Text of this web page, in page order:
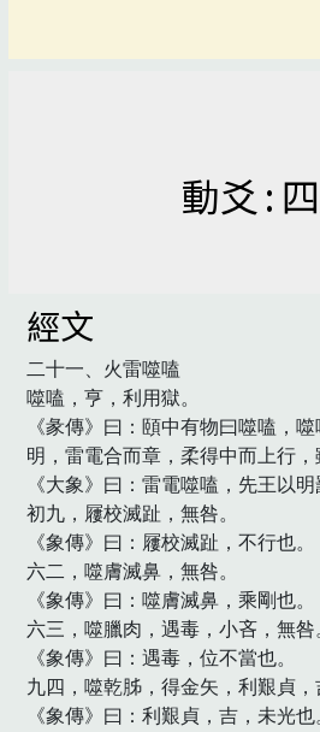
動爻 :
經文
二十一、火雷噬嗑
噬嗑，亨，利用獄。
《彖傳》曰：頤中有物曰噬嗑，
明，雷電合而章，柔得中而上行，
《大象》曰：雷電噬嗑，先王以明
初九，屨校滅趾，無咎。
《象傳》曰：屨校滅趾，不行也。
六二，噬膚滅鼻，無咎。
《象傳》曰：噬膚滅鼻，乘剛也。
六三，噬臘肉，遇毒，小吝，無咎
《象傳》曰：遇毒，位不當也。
九四，噬乾胏，得金矢，利艱貞，
《象傳》曰：利艱貞，吉，未光也